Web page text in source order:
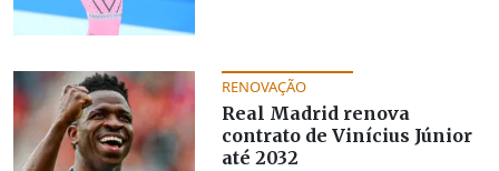
RENOVAÇÃO
Real Madrid renova
contrato de Vinícius Júnior
até 2032